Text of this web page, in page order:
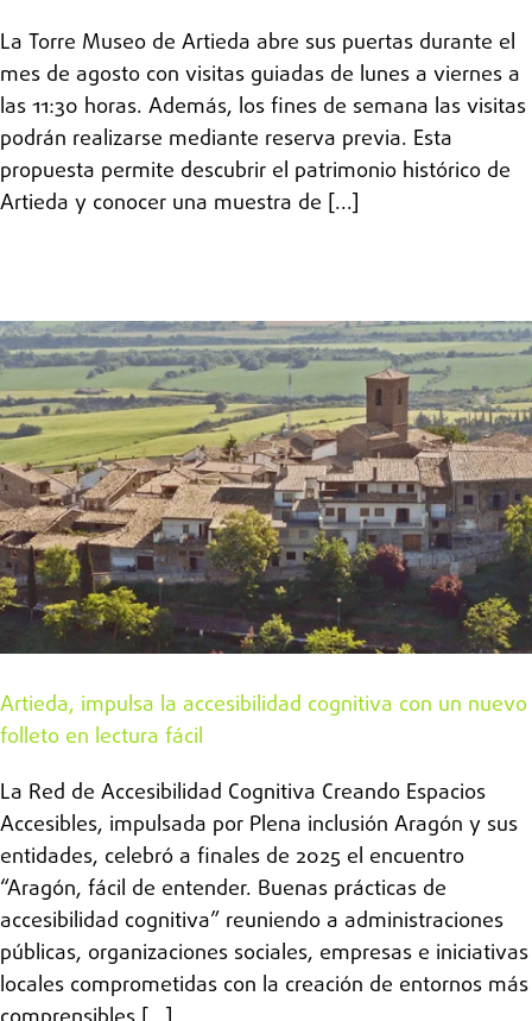
La Torre Museo de Artieda abre sus puertas durante el
mes de agosto con visitas guiadas de lunes a viernes a
las 11:30 horas. Además, los fines de semana las visitas
podrán realizarse mediante reserva previa. Esta
propuesta permite descubrir el patrimonio histórico de
Artieda y conocer una muestra de [...]
Artieda, impulsa la accesibilidad cognitiva con un nuevo
folleto en lectura fácil
La Red de Accesibilidad Cognitiva Creando Espacios
Accesibles, impulsada por Plena inclusión Aragón y sus
entidades, celebró a finales de 2025 el encuentro
“Aragón, fácil de entender. Buenas prácticas de
accesibilidad cognitiva” reuniendo a administraciones
públicas, organizaciones sociales, empresas e iniciativas
locales comprometidas con la creación de entornos más